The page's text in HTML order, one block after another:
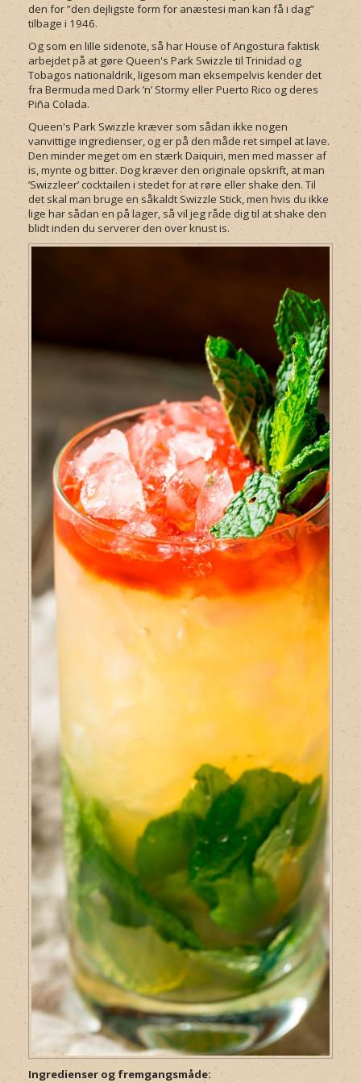
den for ”den dejligste form for anæstesi man kan få i dag”
tilbage i 1946.
Og som en lille sidenote, så har House of Angostura faktisk
arbejdet på at gøre Queen's Park Swizzle til Trinidad og
Tobagos nationaldrik, ligesom man eksempelvis kender det
fra Bermuda med Dark ’n’ Stormy eller Puerto Rico og deres
Piña Colada.
Queen's Park Swizzle kræver som sådan ikke nogen
vanvittige ingredienser, og er på den måde ret simpel at lave.
Den minder meget om en stærk Daiquiri, men med masser af
is, mynte og bitter. Dog kræver den originale opskrift, at man
’Swizzleer’ cocktailen i stedet for at røre eller shake den. Til
det skal man bruge en såkaldt Swizzle Stick, men hvis du ikke
lige har sådan en på lager, så vil jeg råde dig til at shake den
blidt inden du serverer den over knust is.
Ingredienser og fremgangsmåde: